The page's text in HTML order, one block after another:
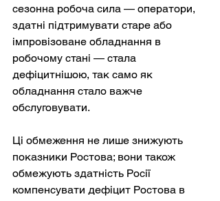
сезонна робоча сила — оператори,
здатні підтримувати старе або
імпровізоване обладнання в
робочому стані — стала
дефіцитнішою, так само як
обладнання стало важче
обслуговувати.
Ці обмеження не лише знижують
показники Ростова; вони також
обмежують здатність Росії
компенсувати дефіцит Ростова в